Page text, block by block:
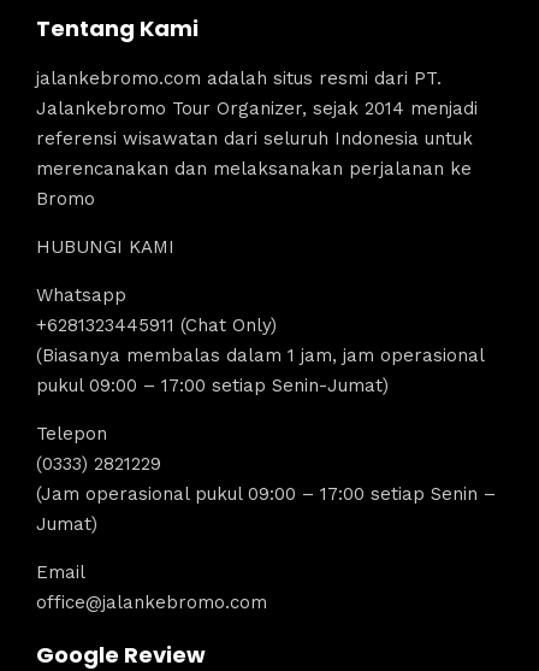
Tentang Kami
jalankebromo.com adalah situs resmi dari PT.
Jalankebromo Tour Organizer, sejak 2014 menjadi
referensi wisawatan dari seluruh Indonesia untuk
merencanakan dan melaksanakan perjalanan ke
Bromo
HUBUNGI KAMI
Whatsapp
+6281323445911 (Chat Only)
(Biasanya membalas dalam 1 jam, jam operasional
pukul 09:00 – 17:00 setiap Senin-Jumat)
Telepon
(0333) 2821229
(Jam operasional pukul 09:00 – 17:00 setiap Senin –
Jumat)
Email
office@jalankebromo.com
Google Review